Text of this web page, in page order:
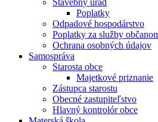
Stavebný úrad
Poplatky
Odpadové hospodárstvo
Poplatky za služby
Ochrana osobných údajov
Samospráva
Starosta obce
Majetkové priznanie
Zástupca starostu
Obecné zastupiteľstvo
Hlavný kontrolór obce